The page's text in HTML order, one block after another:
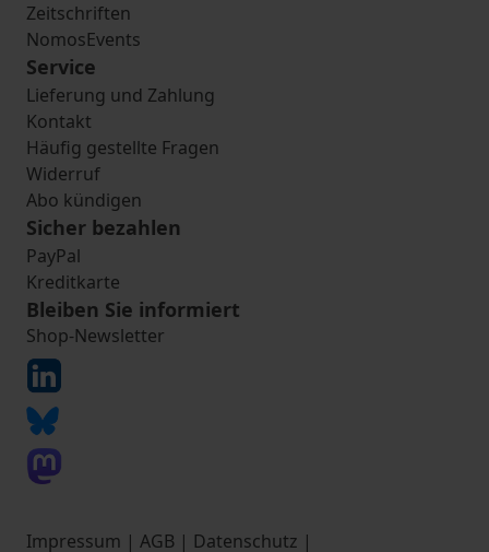
Zeitschriften
NomosEvents
Service
Lieferung und Zahlung
Kontakt
Häufig gestellte Fragen
Widerruf
Abo kündigen
Sicher bezahlen
PayPal
Kreditkarte
Bleiben Sie informiert
Shop-Newsletter
Impressum | AGB | Datenschutz |